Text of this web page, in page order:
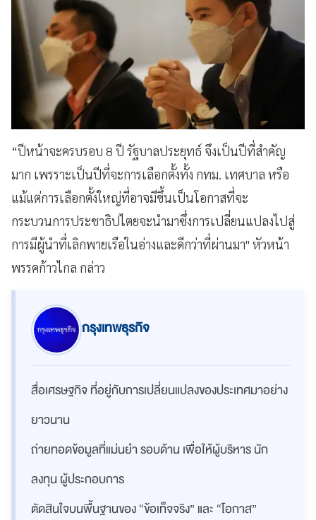
“ปีหน้าจะครบรอบ 8 ปี รัฐบาลประยุทธ์ จึงเป็นปีที่สำคัญ
มาก เพรราะเป็นปีที่จะการเลือกตั้งทั้ง กทม. เทศบาล หรือ
แม้แต่การเลือกตั้งใหญ่ที่อาจมีขึ้นเป็นโอกาสที่จะ
กระบวนการประชาธิปไตยจะนำมาซึ่งการเปลี่ยนแปลงไปสู่
การมีผู้นำที่เลิกพายเรือในอ่างและดีกว่าที่ผ่านมา" หัวหน้า
พรรคก้าวไกล กล่าว
กรุงเทพธุรกิจ
สื่อเศรษฐกิจ ที่อยู่กับการเปลี่ยนแปลงของประเทศมาอย่าง
ยาวนาน
ถ่ายทอดข้อมูลที่แม่นยำ รอบด้าน เพื่อให้ผู้บริหาร นัก
ลงทุน ผู้ประกอบการ
ตัดสินใจบนพื้นฐานของ “ข้อเท็จจริง” และ “โอกาส”